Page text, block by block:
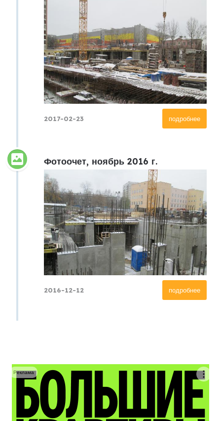
подробнее
2017-02-23
Фотоочет, ноябрь 2016 г.
подробнее
2016-12-12
Реклама